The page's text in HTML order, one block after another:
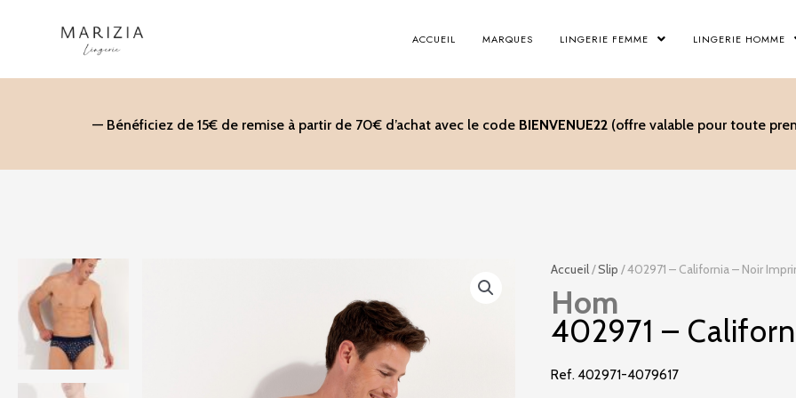
ACCUEIL MARQUES LINGERIE FEMME LINGERIE HOMME
— Bénéficiez de 15€ de remise à partir de 70€ d’achat avec le code BIENVENUE22(offre valable pour toute
Accueil/Slip / 402971 – California – Noir
Hom
402971 –
Ref. 402971-4079617